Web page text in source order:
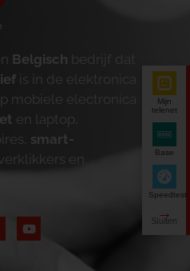
Belgisch bedrijf dat
is in de elektronica
mobiele electronica
en laptop,
smart-
en
Mijn
telenet
Base
Speedtest